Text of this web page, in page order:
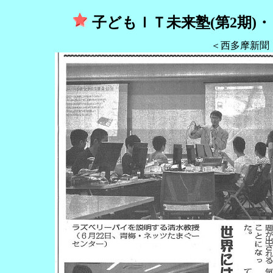
子どもＩＴ未来塾(第2期)
＜西多摩新聞